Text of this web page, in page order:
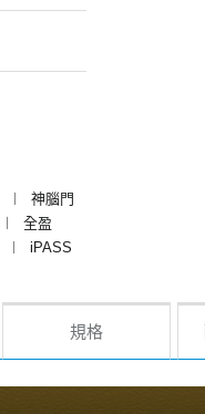
︱
神腦門
︱
全盈
︱
iPASS
規格